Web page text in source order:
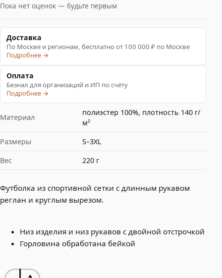
Пока нет оценок — будьте первым
Доставка
По Москве и регионам, бесплатно от 100 000 ₽ по Москве
Подробнее →
Оплата
Безнал для организаций и ИП по счёту
Подробнее →
Материал
полиэстер 100%, плотность 140 г/
м²
Размеры
S–3XL
Вес
220 г
Футболка из спортивной сетки с длинным рукавом
реглан и круглым вырезом.
Низ изделия и низ рукавов с двойной отстрочкой
Горловина обработана бейкой